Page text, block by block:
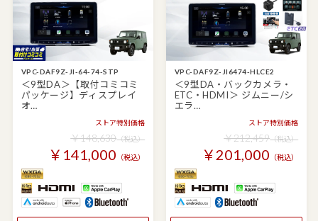
VPC-DAF9Z-JI-64-74-STP
＜9型DA＞【取付コミコミ
パッケージ】ディスプレイ
オ…
ストア特別価格
￥148,630（税込）
￥141,000 （税込）
VPC-DAF9Z-JI6474-HLCE2
＜9型DA・バックカメラ・
ETC・HDMI＞ ジムニー/シ
エラ…
ストア特別価格
￥212,459（税込）
￥201,000 （税込）